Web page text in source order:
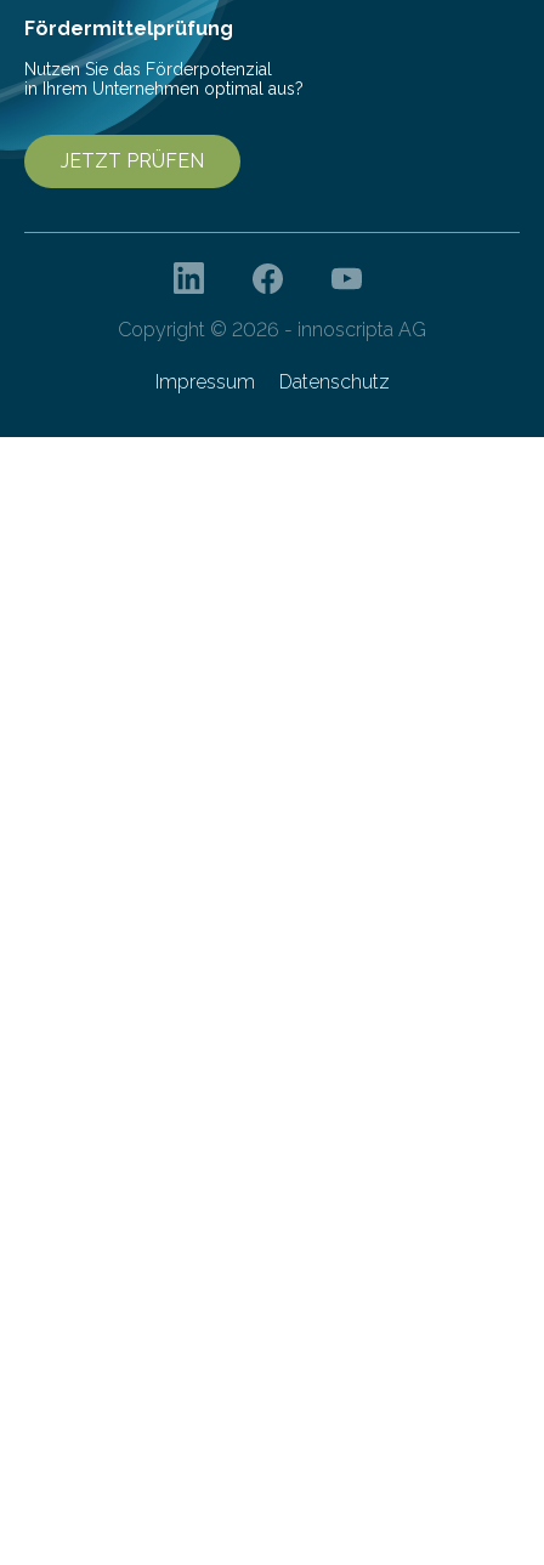
Gefahr erheblicher…
Fördermittelprüfung
Nutzen Sie das Förderpotenzial
in Ihrem Unternehmen optimal aus?
JETZT PRÜFEN
Copyright © 2026 - innoscripta AG
Impressum Datenschutz